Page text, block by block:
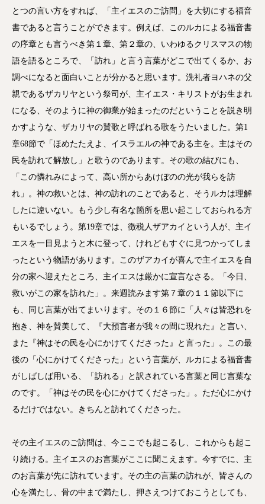
とつの言い方をすれば、「主イエスのご訪問」を大切にする福音
書であると言うことができます。例えば、このルカによる福音書
の序章とも言うべき第１章、第２章の、いわゆるクリスマスの物
語を語るところで、「訪れ」と言う言葉がどこで出てくるか、お
調べになると面白いことが分かると思います。洗礼者ヨハネの父
親であるザカリヤという祭司が、主イエス・キリストがお生まれ
になる、そのように神の御業が始まったのだということを説き明
かすような、ザカリヤの賛歌と呼ばれる歌をうたいました。第1
章68節で「ほめたたえよ、イスラエルの神である主を。主はその
民を訪れて解放し」と歌うのであります。その歌の結びにも、
「この憐れみによって、高い所からあけぼのの光が我らを訪
れ」。神の救いとは、神の訪れのことであると、そうルカは理解
したに違いない。もう少し有名な箇所を思い起こしておられる方
もいるでしょう。第19章では、徴税人ザアカイという人が、主イ
エスを一目見ようと木に登って、けれどもすぐに見つかってしま
ったという物語があります。このザアカイが喜んで主イエスを自
分の家へ迎えたところ、主イエスは厳かに宣言なさる。「今日、
救いがこの家を訪れた」。来週読みます第７章の１１節以下に
も、同じ言葉が出てまいります。その１６節に「人々は皆恐れを
抱き、神を賛美して、『大預言者が我々の間に現れた』と言い、
また『神はその民を心にかけてくださった』と言った」。この最
後の「心にかけてくださった」という言葉が、ルカによる福音書
がしばしば用いる、「訪れる」と訳されている言葉と同じ言葉な
のです。「神はその民を心にかけてくださった」。ただ心にかけ
るだけではない。きちんと訪れてくださった。
その主イエスのご訪問は、今ここでも起こるし、これからも起こ
り続ける。主イエスのお言葉がここに聞こえます。今すでに、主
のお言葉が先に訪れています。その主の言葉の訪れが、皆さんの
心を満たし、骨の中まで満たし、押さえつけておこうとしても、